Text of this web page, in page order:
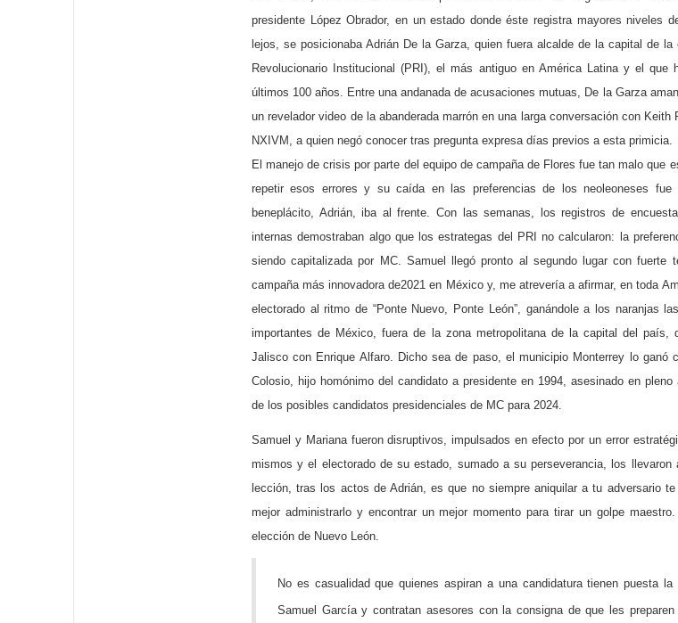
presidente López Obrador, en un estado donde éste registra mayores niveles
lejos, se posicionaba Adrián De la Garza, quien fuera alcalde de la capital de
Revolucionario Institucional (PRI), el más antiguo en América Latina y el que
últimos 100 años. Entre una andanada de acusaciones mutuas, De la Garza
un revelador video de la abanderada marrón en una larga conversación con Keith
NXIVM, a quien negó conocer tras pregunta expresa días previos a esta primicia.
El manejo de crisis por parte del equipo de campaña de Flores fue tan malo que
repetir esos errores y su caída en las preferencias de los neoleoneses fue
beneplácito, Adrián, iba al frente. Con las semanas, los registros de
internas demostraban algo que los estrategas del PRI no calcularon: la
siendo capitalizada por MC. Samuel llegó pronto al segundo lugar con fuerte
campaña más innovadora de2021 en México y, me atrevería a afirmar, en toda
electorado al ritmo de “Ponte Nuevo, Ponte León”, ganándole a los naranjas
importantes de México, fuera de la zona metropolitana de la capital del país,
Jalisco con Enrique Alfaro. Dicho sea de paso, el municipio Monterrey lo ganó
Colosio, hijo homónimo del candidato a presidente en 1994, asesinado en
de los posibles candidatos presidenciales de MC para 2024.
Samuel y Mariana fueron disruptivos, impulsados en efecto por un error
mismos y el electorado de su estado, sumado a su perseverancia, los llevaron
lección, tras los actos de Adrián, es que no siempre aniquilar a tu adversario
mejor administrarlo y encontrar un mejor momento para tirar un golpe
elección de Nuevo León.
No es casualidad que quienes aspiran a una candidatura tienen puesta
Samuel García y contratan asesores con la consigna de que les